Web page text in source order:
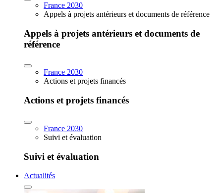
France 2030
Appels à projets antérieurs et documents de référence
Appels à projets antérieurs et documents de
référence
France 2030
Actions et projets financés
Actions et projets financés
France 2030
Suivi et évaluation
Suivi et évaluation
Actualités